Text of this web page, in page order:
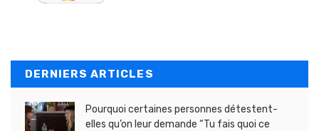
DERNIERS ARTICLES
Pourquoi certaines personnes détestent-
elles qu’on leur demande “Tu fais quoi ce